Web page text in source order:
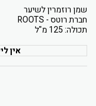
שמן רוזמרין לשיער
חברת רוטס - ROOTS
תכולה: 125 מ"ל
אין